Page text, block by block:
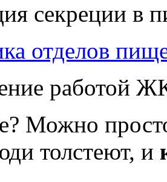
секреции в
отделов
работой
Можно
толстеют, и